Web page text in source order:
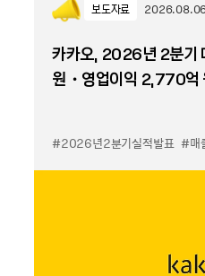
보도자료
카카오, 2026년 2분기
원・영업이익 2,770억
#2026년2분기실적발표 #매